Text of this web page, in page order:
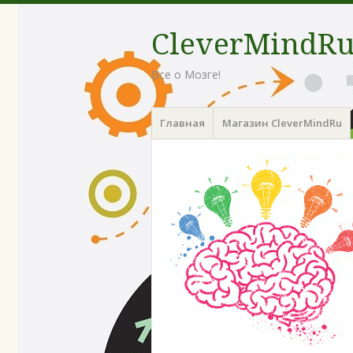
Все о Мозге!
Menu
Skip
toГлавная Магазин CleverMindRu